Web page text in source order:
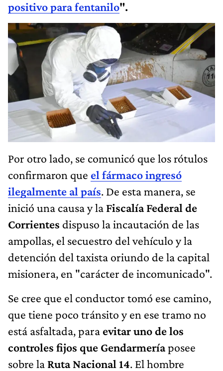
positivo para fentanilo".
Por otro lado, se comunicó que los rótulos
confirmaron que el fármaco ingresó
ilegalmente al país. De esta manera, se
inició una causa y la Fiscalía Federal de
Corrientes dispuso la incautación de las
ampollas, el secuestro del vehículo y la
detención del taxista oriundo de la capital
misionera, en "carácter de incomunicado".
Se cree que el conductor tomó ese camino,
que tiene poco tránsito y en ese tramo no
está asfaltada, para evitar uno de los
controles fijos que Gendarmeríaposee
sobre la Ruta Nacional 14. El hombre